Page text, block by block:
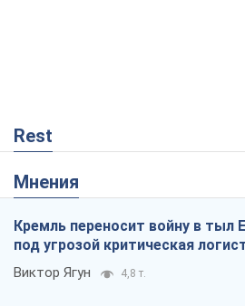
Rest
Мнения
Кремль переносит войну в тыл
под угрозой критическая
Виктор Ягун 4,8 т.